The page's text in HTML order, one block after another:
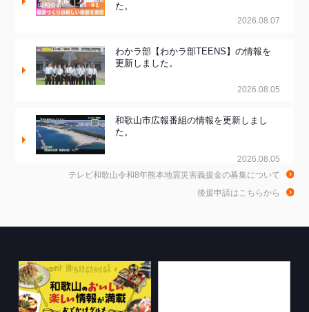
た。
2026.08.07
わかラ部【わかラ部TEENS】の情報を
更新しました。
2026.08.05
和歌山市広報番組の情報を更新しまし
た。
2026.08.05
和歌山de乾杯！の情報を更新しました。
2026.08.04
テレビ和歌山令和8年熊本地震災害義援金の募集について
後援申請はこちらから